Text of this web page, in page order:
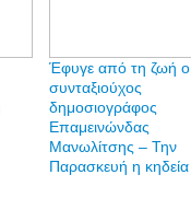
Έφυγε από τη ζωή ο
συνταξιούχος
δημοσιογράφος
Επαμεινώνδας
Μανωλίτσης – Την
Παρασκευή η κηδεία